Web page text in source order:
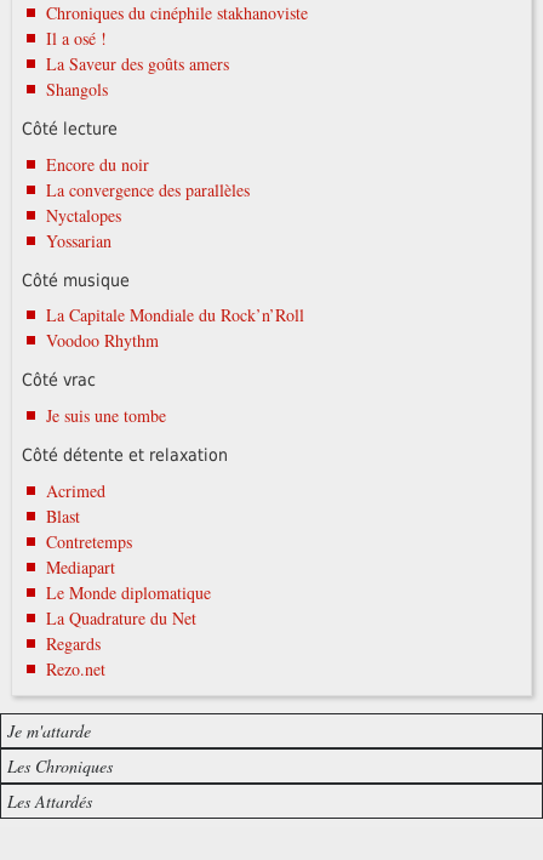
Chroniques du cinéphile stakhanoviste
Il a osé !
La Saveur des goûts amers
Shangols
Côté lecture
Encore du noir
La convergence des parallèles
Nyctalopes
Yossarian
Côté musique
La Capitale Mondiale du Rock’n’Roll
Voodoo Rhythm
Côté vrac
Je suis une tombe
Côté détente et relaxation
Acrimed
Blast
Contretemps
Mediapart
Le Monde diplomatique
La Quadrature du Net
Regards
Rezo.net
Je m'attarde
Les Chroniques
Les Attardés